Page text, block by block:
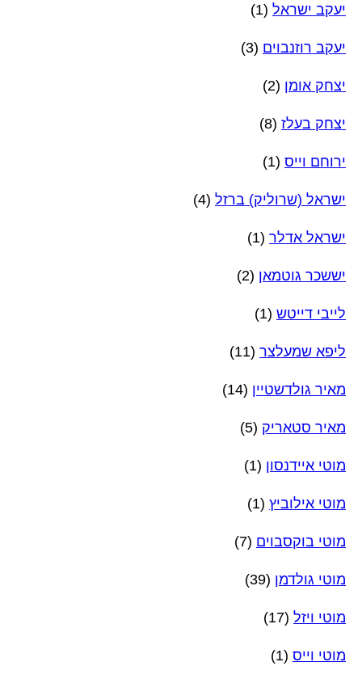
יעקב ישראל (1)
יעקב רוזנבוים (3)
יצחק אומן (2)
יצחק בעלז (8)
ירוחם וייס (1)
ישראל (שרוליק) ברזל (4)
ישראל אדלר (1)
יששכר גוטמאן (2)
לייבי דייטש (1)
ליפא שמעלצר (11)
מאיר גולדשטיין (14)
מאיר סטאריק (5)
מוטי איידנסון (1)
מוטי אילוביץ (1)
מוטי בוקסבוים (7)
מוטי גולדמן (39)
מוטי ויזל (17)
מוטי וייס (1)